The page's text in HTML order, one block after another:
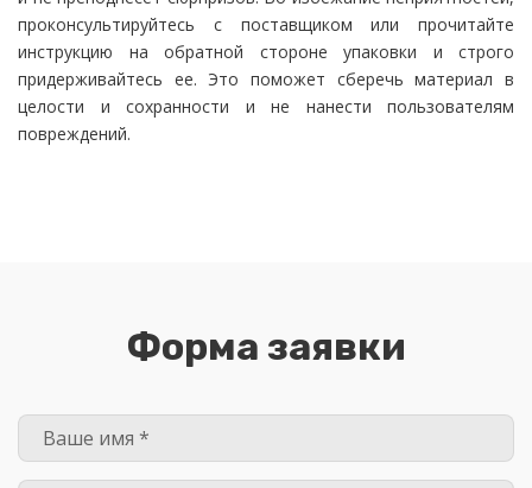
проконсультируйтесь с поставщиком или прочитайте
инструкцию на обратной стороне упаковки и строго
придерживайтесь ее. Это поможет сберечь материал в
целости и сохранности и не нанести пользователям
повреждений.
Форма заявки